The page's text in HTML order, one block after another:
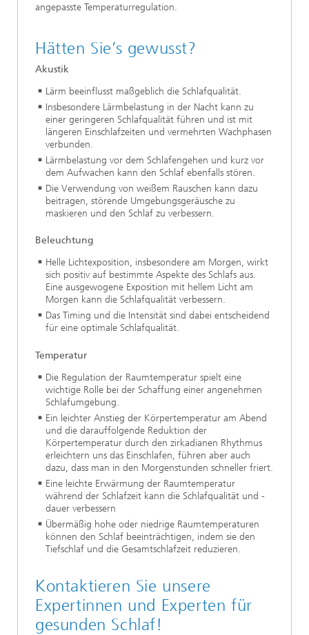
angepasste Temperaturregulation.
Hätten Sie’s gewusst?
Akustik
Lärm beeinflusst maßgeblich die Schlafqualität.
Insbesondere Lärmbelastung in der Nacht kann zu
einer geringeren Schlafqualität führen und ist mit
längeren Einschlafzeiten und vermehrten Wachphasen
verbunden.
Lärmbelastung vor dem Schlafengehen und kurz vor
dem Aufwachen kann den Schlaf ebenfalls stören.
Die Verwendung von weißem Rauschen kann dazu
beitragen, störende Umgebungsgeräusche zu
maskieren und den Schlaf zu verbessern.
Beleuchtung
Helle Lichtexposition, insbesondere am Morgen, wirkt
sich positiv auf bestimmte Aspekte des Schlafs aus.
Eine ausgewogene Exposition mit hellem Licht am
Morgen kann die Schlafqualität verbessern.
Das Timing und die Intensität sind dabei entscheidend
für eine optimale Schlafqualität.
Temperatur
Die Regulation der Raumtemperatur spielt eine
wichtige Rolle bei der Schaffung einer angenehmen
Schlafumgebung.
Ein leichter Anstieg der Körpertemperatur am Abend
und die darauffolgende Reduktion der
Körpertemperatur durch den zirkadianen Rhythmus
erleichtern uns das Einschlafen, führen aber auch
dazu, dass man in den Morgenstunden schneller friert.
Eine leichte Erwärmung der Raumtemperatur
während der Schlafzeit kann die Schlafqualität und -
dauer verbessern
Übermäßig hohe oder niedrige Raumtemperaturen
können den Schlaf beeinträchtigen, indem sie den
Tiefschlaf und die Gesamtschlafzeit reduzieren.
Kontaktieren Sie unsere
Expertinnen und Experten für
gesunden Schlaf!